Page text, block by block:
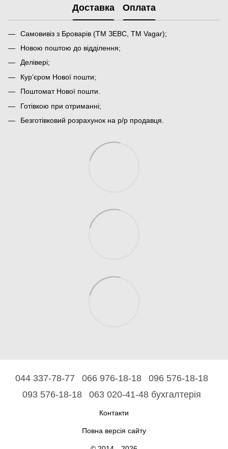
Доставка Оплата
Самовивіз з Броварів (ТМ ЗЕВС, ТМ Vagar);
Новою поштою до відділення;
Делівері;
Кур’єром Нової пошти;
Поштомат Нової пошти.
Готівкою при отриманні;
Безготівковий розрахунок на р/р продавця.
044 337-78-77 066 976-18-18
096 576-18-18
093 576-18-18
063 020-41-48 бухгалтерія
Контакти
Повна версія сайту